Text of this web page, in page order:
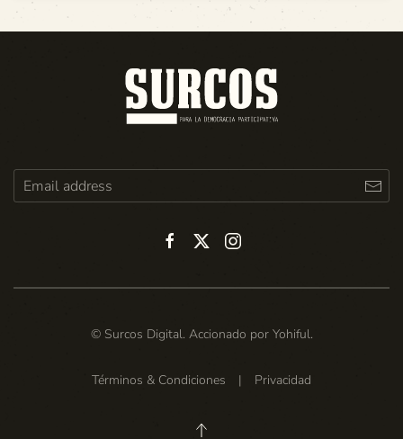
© Surcos Digital. Accionado por Yohiful.
Términos & Condiciones | Privacidad